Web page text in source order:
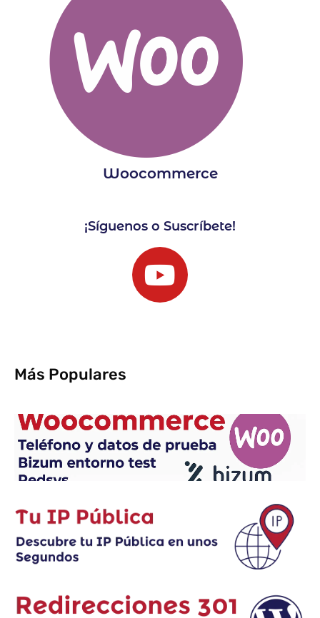
Woocommerce
¡Síguenos o Suscríbete!
Más Populares